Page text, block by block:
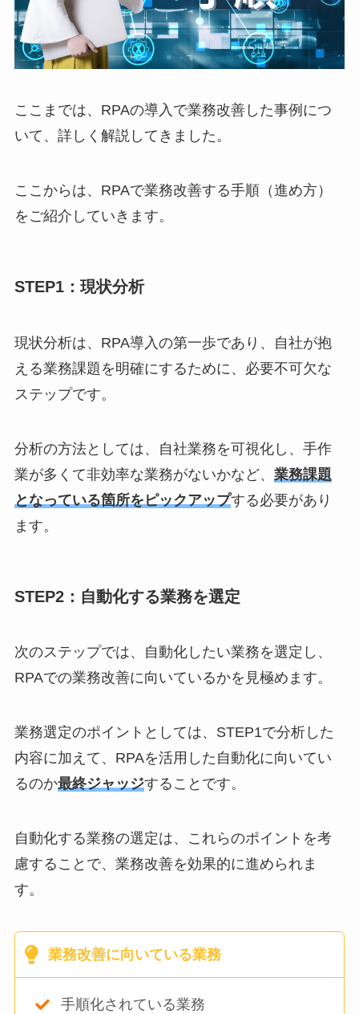
ここまでは、RPAの導入で業務改善した事例につ
いて、詳しく解説してきました。
ここからは、RPAで業務改善する手順（進め方）
をご紹介していきます。
STEP1：現状分析
現状分析は、RPA導入の第一歩であり、自社が抱
える業務課題を明確にするために、必要不可欠な
ステップです。
分析の方法としては、自社業務を可視化し、手作
業が多くて非効率な業務がないかなど、 業務課題
となっている箇所をピックアップする必要があり
ます。
STEP2：自動化する業務を選定
次のステップでは、自動化したい業務を選定し、
RPAでの業務改善に向いているかを見極めます。
業務選定のポイントとしては、STEP1で分析した
内容に加えて、RPAを活用した自動化に向いてい
るのか最終ジャッジすることです。
自動化する業務の選定は、これらのポイントを考
慮することで、業務改善を効果的に進められま
す。
業務改善に向いている業務
手順化されている業務